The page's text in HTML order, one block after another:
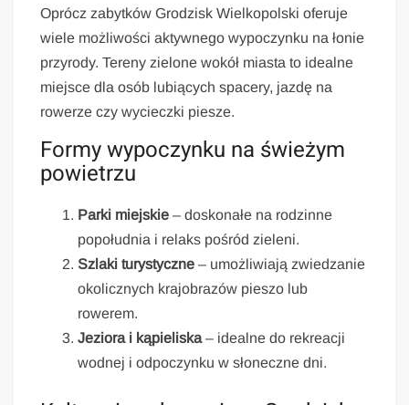
Oprócz zabytków Grodzisk Wielkopolski oferuje
wiele możliwości aktywnego wypoczynku na łonie
przyrody. Tereny zielone wokół miasta to idealne
miejsce dla osób lubiących spacery, jazdę na
rowerze czy wycieczki piesze.
Formy wypoczynku na świeżym
powietrzu
Parki miejskie – doskonałe na rodzinne
popołudnia i relaks pośród zieleni.
Szlaki turystyczne – umożliwiają zwiedzanie
okolicznych krajobrazów pieszo lub
rowerem.
Jeziora i kąpieliska– idealne do rekreacji
wodnej i odpoczynku w słoneczne dni.